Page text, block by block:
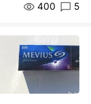
400 5